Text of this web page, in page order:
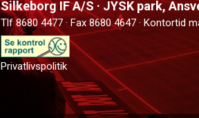
Silkeborg IF A/S · JYSK park,
Tlf 8680 4477 · Fax 8680 4647 · Kontortid
Privatlivspolitik